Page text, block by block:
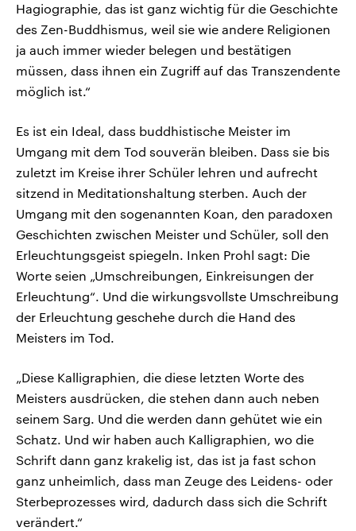
Hagiographie, das ist ganz wichtig für die Geschichte
des Zen-Buddhismus, weil sie wie andere Religionen
ja auch immer wieder belegen und bestätigen
müssen, dass ihnen ein Zugriff auf das Transzendente
möglich ist.“
Es ist ein Ideal, dass buddhistische Meister im
Umgang mit dem Tod souverän bleiben. Dass sie bis
zuletzt im Kreise ihrer Schüler lehren und aufrecht
sitzend in Meditationshaltung sterben. Auch der
Umgang mit den sogenannten Koan, den paradoxen
Geschichten zwischen Meister und Schüler, soll den
Erleuchtungsgeist spiegeln. Inken Prohl sagt: Die
Worte seien „Umschreibungen, Einkreisungen der
Erleuchtung“. Und die wirkungsvollste Umschreibung
der Erleuchtung geschehe durch die Hand des
Meisters im Tod.
„Diese Kalligraphien, die diese letzten Worte des
Meisters ausdrücken, die stehen dann auch neben
seinem Sarg. Und die werden dann gehütet wie ein
Schatz. Und wir haben auch Kalligraphien, wo die
Schrift dann ganz krakelig ist, das ist ja fast schon
ganz unheimlich, dass man Zeuge des Leidens- oder
Sterbeprozesses wird, dadurch dass sich die Schrift
verändert.“